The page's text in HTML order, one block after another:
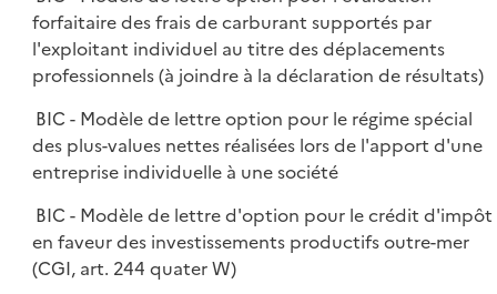
forfaitaire des frais de carburant supportés par
l'exploitant individuel au titre des déplacements
professionnels (à joindre à la déclaration de résultats)
BIC - Modèle de lettre option pour le régime spécial
des plus-values nettes réalisées lors de l'apport d'une
entreprise individuelle à une société
BIC - Modèle de lettre d'option pour le crédit d'impôt
en faveur des investissements productifs outre-mer
(CGI, art. 244 quater W)